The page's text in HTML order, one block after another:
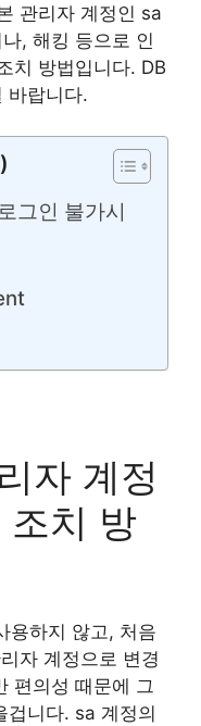
관리자 계정인 sa
, 해킹 등으로 인
치 방법입니다. DB
바랍니다.
그인 불가시
자 계정
조치 방
용하지 않고, 처음
자 계정으로 변경
편의성 때문에 그
겁니다. sa 계정의